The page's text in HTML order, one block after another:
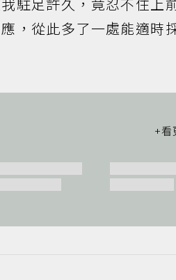
，從此多了一處能適時